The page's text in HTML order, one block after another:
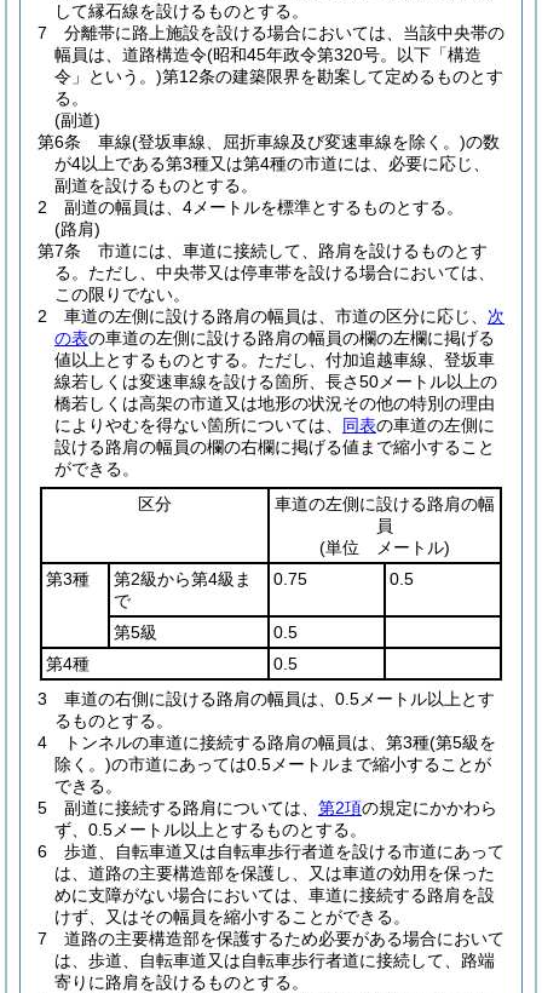
して縁石線を設けるものとする。
7
分離帯に路上施設を設ける場合においては、当該中央帯の
幅員は、道路構造令(昭和45年政令第320号。以下「構造
令」という。)第12条の建築限界を勘案して定めるものとす
る。
(副道)
第6条
車線(登坂車線、屈折車線及び変速車線を除く。)の数
が4以上である第3種又は第4種の市道には、必要に応じ、
副道を設けるものとする。
2
副道の幅員は、4メートルを標準とするものとする。
(路肩)
第7条
市道には、車道に接続して、路肩を設けるものとす
る。 ただし、中央帯又は停車帯を設ける場合においては、
この限りでない。
2
車道の左側に設ける路肩の幅員は、市道の区分に応じ、 次
の表の車道の左側に設ける路肩の幅員の欄の左欄に掲げる
値以上とするものとする。 ただし、付加追越車線、登坂車
線若しくは変速車線を設ける箇所、長さ50メートル以上の
橋若しくは高架の市道又は地形の状況その他の特別の理由
によりやむを得ない箇所については、 同表の車道の左側に
設ける路肩の幅員の欄の右欄に掲げる値まで縮小すること
ができる。
区分
車道の左側に設ける路肩の幅
員
(単位 メートル)
第3種
第2級から第4級ま
で
0.75 0.5
第5級
0.5
第4種
0.5
3
車道の右側に設ける路肩の幅員は、0.5メートル以上とす
るものとする。
4
トンネルの車道に接続する路肩の幅員は、第3種(第5級を
除く。)の市道にあっては0.5メートルまで縮小することが
できる。
5
副道に接続する路肩については、 第2項の規定にかかわら
ず、0.5メートル以上とするものとする。
6
歩道、自転車道又は自転車歩行者道を設ける市道にあって
は、道路の主要構造部を保護し、又は車道の効用を保った
めに支障がない場合においては、車道に接続する路肩を設
けず、又はその幅員を縮小することができる。
7
道路の主要構造部を保護するため必要がある場合において
は、歩道、自転車道又は自転車歩行者道に接続して、路端
寄りに路肩を設けるものとする。